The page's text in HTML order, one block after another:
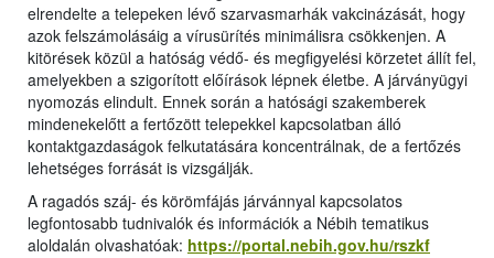
elrendelte a telepeken lévő szarvasmarhák vakcinázását, hogy
azok felszámolásáig a vírusürítés minimálisra csökkenjen. A
kitörések közül a hatóság védő- és megfigyelési körzetet állít fel,
amelyekben a szigorított előírások lépnek életbe. A járványügyi
nyomozás elindult. Ennek során a hatósági szakemberek
mindenekelőtt a fertőzött telepekkel kapcsolatban álló
kontaktgazdaságok felkutatására koncentrálnak, de a fertőzés
lehetséges forrását is vizsgálják.
A ragadós száj- és körömfájás járvánnyal kapcsolatos
legfontosabb tudnivalók és információk a Nébih tematikus
aloldalán olvashatóak: https://portal.nebih.gov.hu/rszkf